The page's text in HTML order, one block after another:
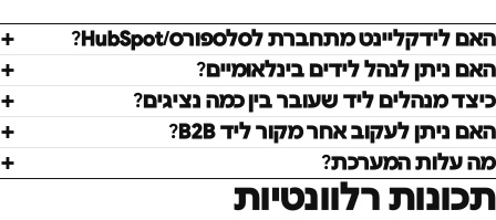
האם לידקליינט מתחברת לסלספורס/HubSpot?
האם ניתן לנהל לידים בינלאומיים?
כיצד מנהלים ליד שעובר בין כמה נציגים?
האם ניתן לעקוב אחר מקור ליד B2B?
מה עלות המערכת?
תכונות רלוונטיות